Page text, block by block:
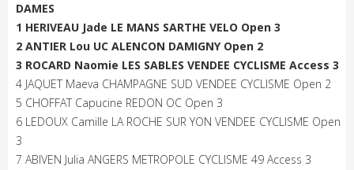
DAMES
1 HERIVEAU Jade LE MANS SARTHE VELO Open 3
2 ANTIER Lou UC ALENCON DAMIGNY Open 2
3 ROCARD Naomie LES SABLES VENDEE CYCLISME Access 3
4 JAQUET Maeva CHAMPAGNE SUD VENDEE CYCLISME Open 2
5 CHOFFAT Capucine REDON OC Open 3
6 LEDOUX Camille LA ROCHE SUR YON VENDEE CYCLISME Open
3
7 ABIVEN Julia ANGERS METROPOLE CYCLISME 49 Access 3